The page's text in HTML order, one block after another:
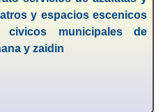
y espacios escenicos
municipales de
y zaidin